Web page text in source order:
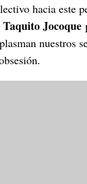
hacia este
Taquito Jocoque
nuestros